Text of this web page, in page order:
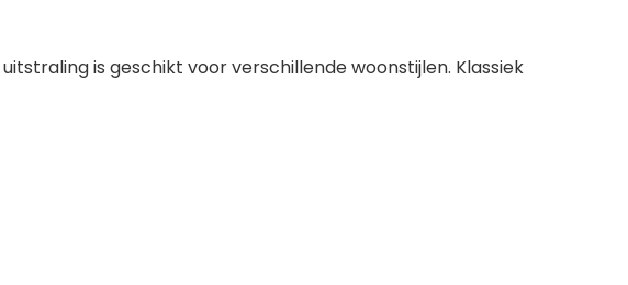
is geschikt voor verschillende woonstijlen. Klassiek